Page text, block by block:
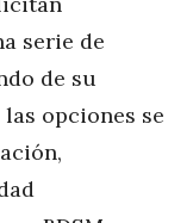
serie de
de su
opciones se